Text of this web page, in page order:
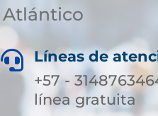
Atlántico
 Líneas de
+57 -
línea gratuita